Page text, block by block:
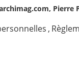
Pierre
,